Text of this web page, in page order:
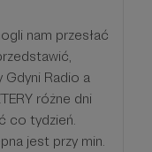
nam przesłać
Gdyni Radio a
różne dni
co tydzień.
jest przy min.